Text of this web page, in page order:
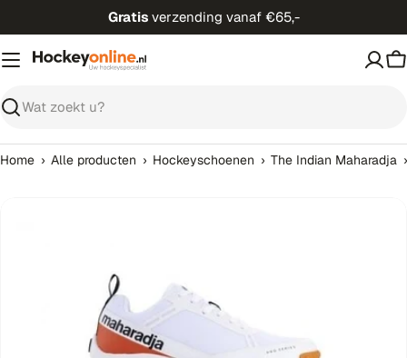
direct
naar
inhoud
Gratis verzending vanaf €65,-
Zoeken
Home › Alle producten › Hockeyschoenen › The Indian Maharadja ›
Open media 0 in modaal venster